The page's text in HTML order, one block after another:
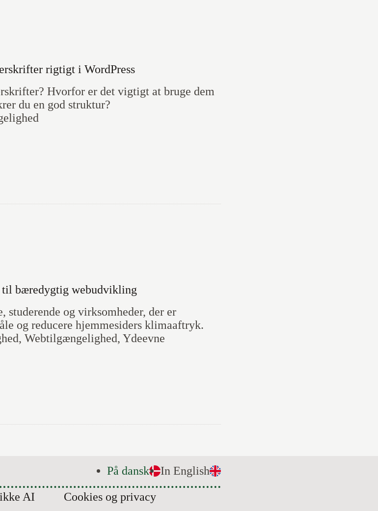
rigtigt i WordPress
Hvorfor er det vigtigt at bruge dem
du en god struktur?
til bæredygtig webudvikling
og virksomheder, der er
og reducere hjemmesiders klimaaftryk.
, Webtilgænge­lighed, Ydeevne
På dansk In English
AI Cookies og privacy